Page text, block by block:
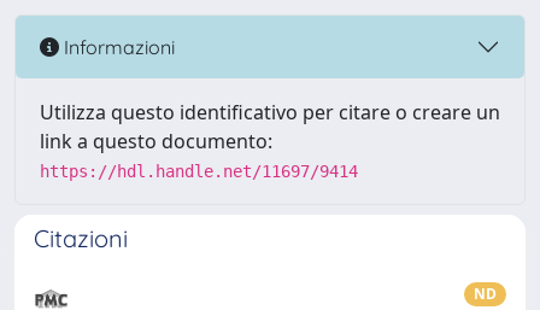
Informazioni
Utilizza questo identificativo per citare o creare un
link a questo documento:
https://hdl.handle.net/11697/9414
Citazioni
ND